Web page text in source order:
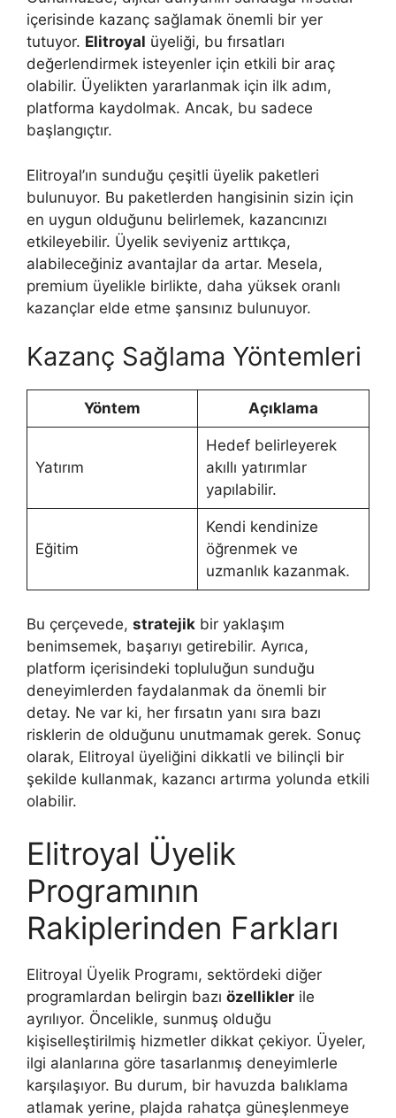
içerisinde kazanç sağlamak önemli bir yer
tutuyor. Elitroyal üyeliği, bu fırsatları
değerlendirmek isteyenler için etkili bir araç
olabilir. Üyelikten yararlanmak için ilk adım,
platforma kaydolmak. Ancak, bu sadece
başlangıçtır.
Elitroyal’ın sunduğu çeşitli üyelik paketleri
bulunuyor. Bu paketlerden hangisinin sizin için
en uygun olduğunu belirlemek, kazancınızı
etkileyebilir. Üyelik seviyeniz arttıkça,
alabileceğiniz avantajlar da artar. Mesela,
premium üyelikle birlikte, daha yüksek oranlı
kazançlar elde etme şansınız bulunuyor.
Kazanç Sağlama Yöntemleri
Yöntem Açıklama
Yatırım
Hedef belirleyerek
akıllı yatırımlar
yapılabilir.
Eğitim
Kendi kendinize
öğrenmek ve
uzmanlık kazanmak.
Bu çerçevede, stratejik bir yaklaşım
benimsemek, başarıyı getirebilir. Ayrıca,
platform içerisindeki topluluğun sunduğu
deneyimlerden faydalanmak da önemli bir
detay. Ne var ki, her fırsatın yanı sıra bazı
risklerin de olduğunu unutmamak gerek. Sonuç
olarak, Elitroyal üyeliğini dikkatli ve bilinçli bir
şekilde kullanmak, kazancı artırma yolunda etkili
olabilir.
Elitroyal Üyelik
Programının
Rakiplerinden Farkları
Elitroyal Üyelik Programı, sektördeki diğer
programlardan belirgin bazı özellikler ile
ayrılıyor. Öncelikle, sunmuş olduğu
kişiselleştirilmiş hizmetler dikkat çekiyor. Üyeler,
ilgi alanlarına göre tasarlanmış deneyimlerle
karşılaşıyor. Bu durum, bir havuzda balıklama
atlamak yerine, plajda rahatça güneşlenmeye